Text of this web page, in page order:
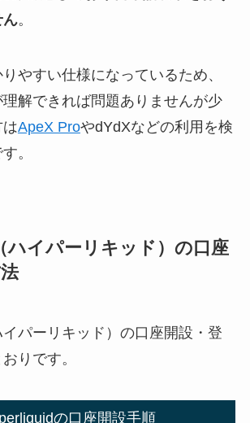
ん。
やすい仕様になっているため、
解できれば問題ありませんが少
はApeX ProやdYdXなどの利用を検
。
ハイパーリキッド）の口座
パーリキッド）の口座開設・登
りです。
の口座開設手順